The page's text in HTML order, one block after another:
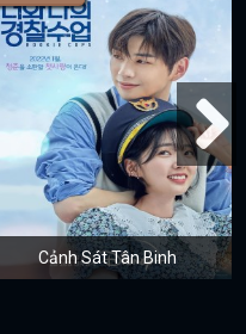
Cảnh Sát Tân Binh